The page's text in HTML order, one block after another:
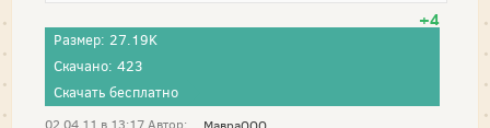
+4
Размер: 27.19K
Скачано: 423
Скачать бесплатно